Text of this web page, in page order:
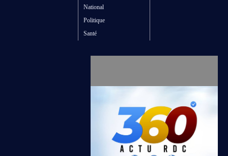
National
Politique
Santé